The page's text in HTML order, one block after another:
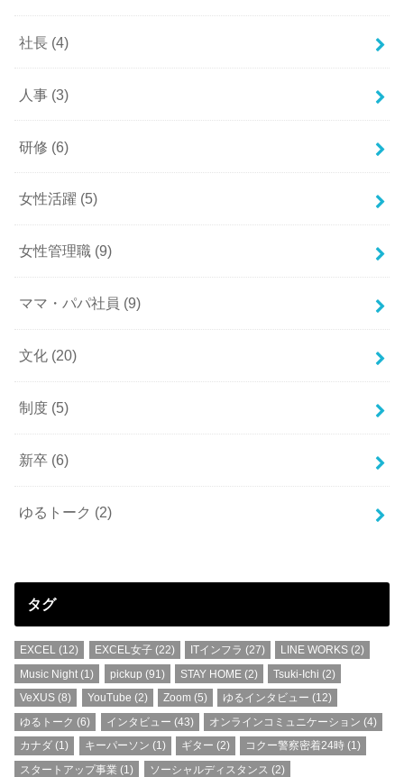
社長 (4)
人事 (3)
研修 (6)
女性活躍 (5)
女性管理職 (9)
ママ・パパ社員 (9)
文化 (20)
制度 (5)
新卒 (6)
ゆるトーク (2)
タグ
EXCEL (12) EXCEL女子(22) ITインフラ (27) LINE WORKS (2)
Music Night (1) pickup (91) STAY HOME(2) Tsuki-Ichi (2)
VeXUS (8) YouTube (2) Zoom (5) ゆるインタビュー (12)
ゆるトーク (6) インタビュー (43) オンラインコミュニケーション (4)
カナダ (1) キーパーソン (1) ギター (2) コクー警察密着24時 (1)
スタートアップ事業 (1) ソーシャルディスタンス (2)